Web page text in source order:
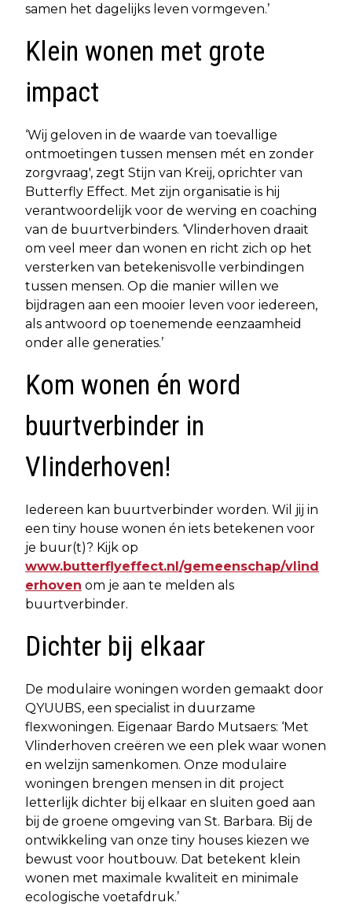
samen het dagelijks leven vormgeven.’
Klein wonen met grote
impact
‘Wij geloven in de waarde van toevallige
ontmoetingen tussen mensen mét en zonder
zorgvraag', zegt Stijn van Kreij, oprichter van
Butterfly Effect. Met zijn organisatie is hij
verantwoordelijk voor de werving en coaching
van de buurtverbinders. ‘Vlinderhoven draait
om veel meer dan wonen en richt zich op het
versterken van betekenisvolle verbindingen
tussen mensen. Op die manier willen we
bijdragen aan een mooier leven voor iedereen,
als antwoord op toenemende eenzaamheid
onder alle generaties.’
Kom wonen én word
buurtverbinder in
Vlinderhoven!
Iedereen kan buurtverbinder worden. Wil jij in
een tiny house wonen én iets betekenen voor
je buur(t)? Kijk op
www.butterflyeffect.nl/gemeenschap/vlind
erhoven om je aan te melden als
buurtverbinder.
Dichter bij elkaar
De modulaire woningen worden gemaakt door
QYUUBS, een specialist in duurzame
flexwoningen. Eigenaar Bardo Mutsaers: ‘Met
Vlinderhoven creëren we een plek waar wonen
en welzijn samenkomen. Onze modulaire
woningen brengen mensen in dit project
letterlijk dichter bij elkaar en sluiten goed aan
bij de groene omgeving van St. Barbara. Bij de
ontwikkeling van onze tiny houses kiezen we
bewust voor houtbouw. Dat betekent klein
wonen met maximale kwaliteit en minimale
ecologische voetafdruk.’